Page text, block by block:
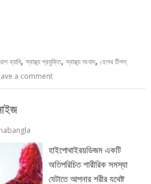
ব্যাধি,স্বাস্থ্য প্রযুক্তি,স্বাস্থ্য সংবাদ,হেলথ টিপস্
a comment
হাইপোথাইরয়ডিজম একটি
অতিপরিচিত শারীরিক সমস্যা
যেটাতে আপনার শরীর যথেষ্ট